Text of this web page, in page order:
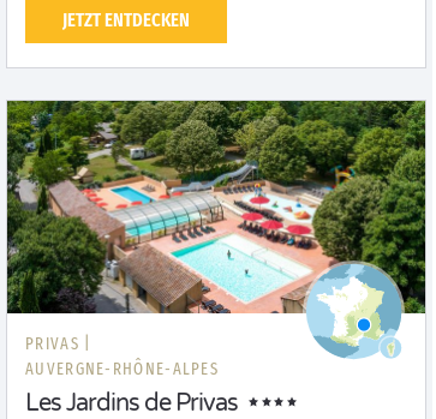
JETZT ENTDECKEN
PRIVAS |
AUVERGNE-RHÔNE-ALPES
Les Jardins de Privas